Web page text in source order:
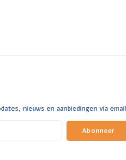
nieuws en aanbiedingen via email
Abonneer